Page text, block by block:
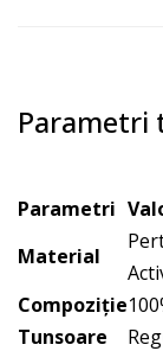
Parametri
Parametri
Material
Compoziţie
Tunsoare